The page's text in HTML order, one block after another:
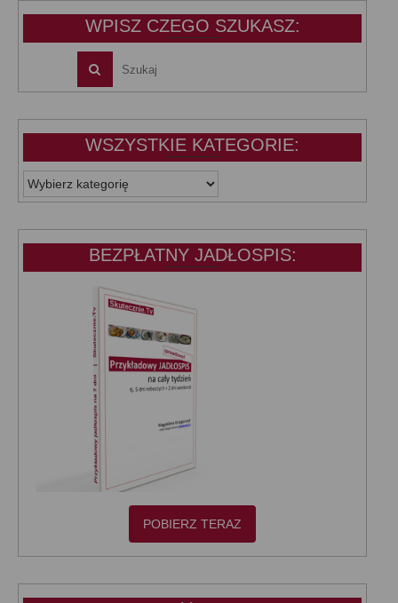
WPISZ CZEGO SZUKASZ:
WSZYSTKIE KATEGORIE:
WSZYSTKIE
KATEGORIE:
BEZPŁATNY JADŁOSPIS:
POBIERZ TERAZ